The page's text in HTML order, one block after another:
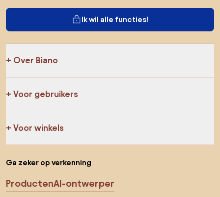
Ik wil alle functies!
Over Biano
Voor gebruikers
Voor winkels
Ga zeker op verkenning
ProductenAI-ontwerper